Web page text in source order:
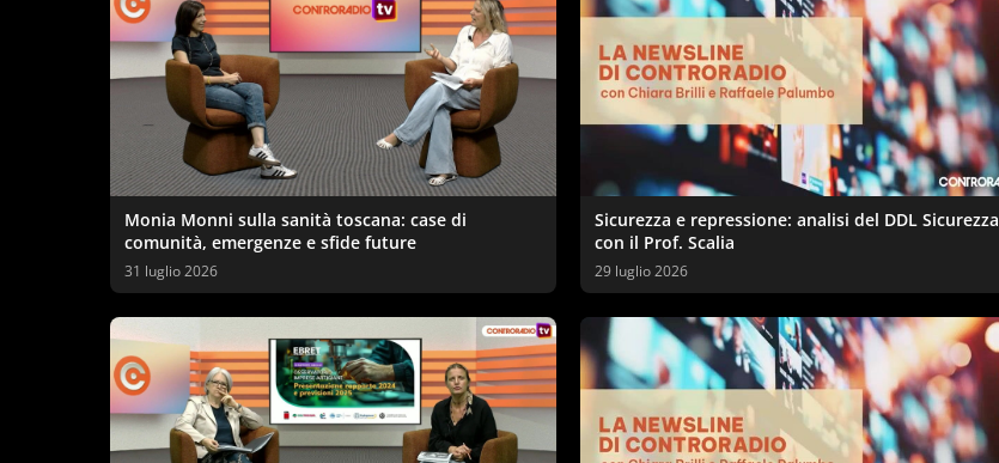
Monia Monni sulla sanità toscana: case di
comunità, emergenze e sfide future
31 luglio 2026
Sicurezza e repressione: analisi del DDL Sicurezza
con il Prof. Scalia
29 luglio 2026